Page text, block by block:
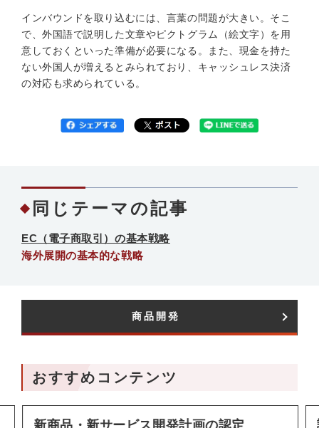
インバウンドを取り込むには、言葉の問題が大きい。そこ
で、外国語で説明した文章やピクトグラム（絵文字）を用
意しておくといった準備が必要になる。また、現金を持た
ない外国人が増えるとみられており、キャッシュレス決済
の対応も求められている。
同じテーマの記事
EC（電子商取引）の基本戦略
海外展開の基本的な戦略
商品開発​
おすすめコンテンツ
新商品・新サービス開発計画の認定